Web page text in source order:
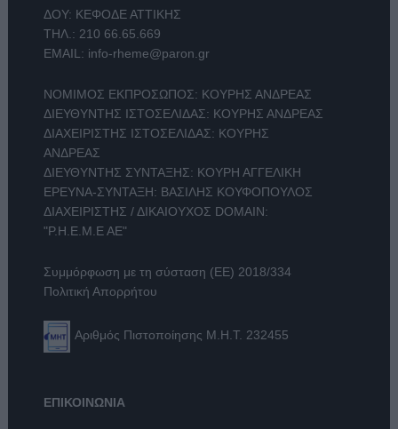
ΔΟΥ: ΚΕΦΟΔΕ ΑΤΤΙΚΗΣ
ΤΗΛ.: 210 66.65.669
EMAIL: info-rheme@paron.gr
ΝΟΜΙΜΟΣ ΕΚΠΡΟΣΩΠΟΣ: ΚΟΥΡΗΣ ΑΝΔΡΕΑΣ
ΔΙΕΥΘΥΝΤΗΣ ΙΣΤΟΣΕΛΙΔΑΣ: ΚΟΥΡΗΣ ΑΝΔΡΕΑΣ
ΔΙΑΧΕΙΡΙΣΤΗΣ ΙΣΤΟΣΕΛΙΔΑΣ: ΚΟΥΡΗΣ
ΑΝΔΡΕΑΣ
ΔΙΕΥΘΥΝΤΗΣ ΣΥΝΤΑΞΗΣ: ΚΟΥΡΗ ΑΓΓΕΛΙΚΗ
ΕΡΕΥΝΑ-ΣΥΝΤΑΞΗ: ΒΑΣΙΛΗΣ ΚΟΥΦΟΠΟΥΛΟΣ
ΔΙΑΧΕΙΡΙΣΤΗΣ / ΔΙΚΑΙΟΥΧΟΣ DOMAIN:
"Ρ.Η.Ε.Μ.Ε ΑΕ"
Συμμόρφωση με τη σύσταση (ΕΕ) 2018/334
Πολιτική Απορρήτου
Αριθμός Πιστοποίησης Μ.Η.Τ. 232455
ΕΠΙΚΟΙΝΩΝΙΑ